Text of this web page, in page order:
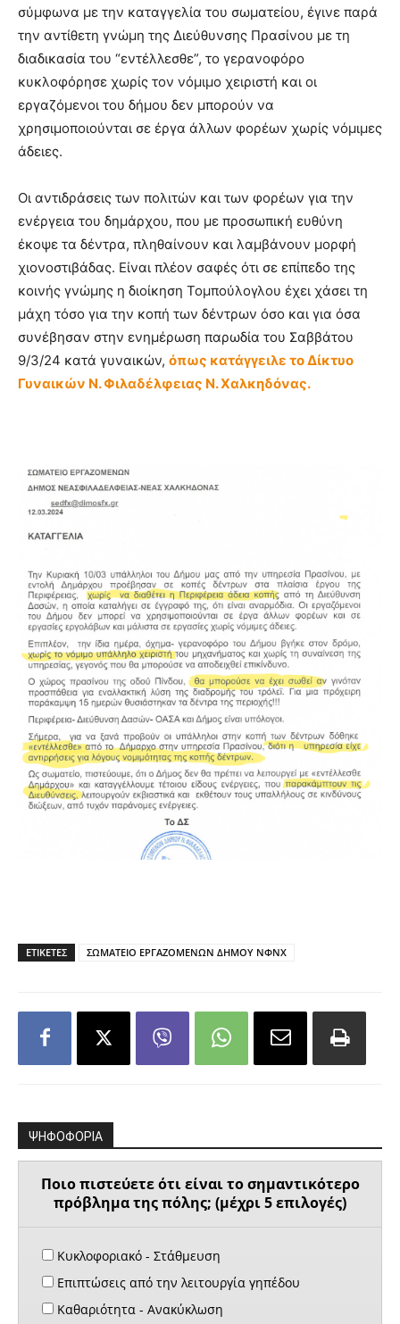
σύμφωνα με την καταγγελία του σωματείου, έγινε παρά
την αντίθετη γνώμη της Διεύθυνσης Πρασίνου με τη
διαδικασία του “εντέλλεσθε”, το γερανοφόρο
κυκλοφόρησε χωρίς τον νόμιμο χειριστή και οι
εργαζόμενοι του δήμου δεν μπορούν να
χρησιμοποιούνται σε έργα άλλων φορέων χωρίς νόμιμες
άδειες.
Οι αντιδράσεις των πολιτών και των φορέων για την
ενέργεια του δημάρχου, που με προσωπική ευθύνη
έκοψε τα δέντρα, πληθαίνουν και λαμβάνουν μορφή
χιονοστιβάδας. Είναι πλέον σαφές ότι σε επίπεδο της
κοινής γνώμης η διοίκηση Τομπούλογλου έχει χάσει τη
μάχη τόσο για την κοπή των δέντρων όσο και για όσα
συνέβησαν στην ενημέρωση παρωδία του Σαββάτου
9/3/24 κατά γυναικών, όπως κατάγγειλε το Δίκτυο
Γυναικών Ν. Φιλαδέλφειας Ν. Χαλκηδόνας.
ΕΤΙΚΕΤΕΣ ΣΩΜΑΤΕΙΟ ΕΡΓΑΖΟΜΕΝΩΝ ΔΗΜΟΥ ΝΦΝΧ
ΨΗΦΟΦΟΡΙΑ
Ποιο πιστεύετε ότι είναι το σημαντικότερο
πρόβλημα της πόλης; (μέχρι 5 επιλογές)
Κυκλοφοριακό - Στάθμευση
Επιπτώσεις από την λειτουργία γηπέδου
Καθαριότητα - Ανακύκλωση